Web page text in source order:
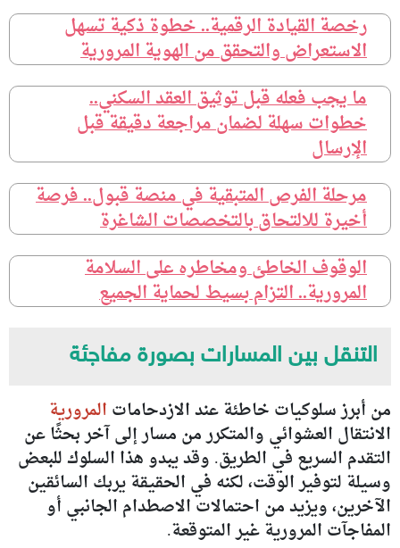
رخصة القيادة الرقمية.. خطوة ذكية تسهل
الاستعراض والتحقق من الهوية المرورية
ما يجب فعله قبل توثيق العقد السكني..
خطوات سهلة لضمان مراجعة دقيقة قبل
الإرسال
مرحلة الفرص المتبقية في منصة قبول.. فرصة
أخيرة للالتحاق بالتخصصات الشاغرة
الوقوف الخاطئ ومخاطره على السلامة
المرورية.. التزام بسيط لحماية الجميع
التنقل بين المسارات بصورة مفاجئة
من أبرز سلوكيات خاطئة عند الازدحامات المرورية
الانتقال العشوائي والمتكرر من مسار إلى آخر بحثًا عن
التقدم السريع في الطريق. وقد يبدو هذا السلوك للبعض
وسيلة لتوفير الوقت، لكنه في الحقيقة يربك السائقين
الآخرين، ويزيد من احتمالات الاصطدام الجانبي أو
المفاجآت المرورية غير المتوقعة.